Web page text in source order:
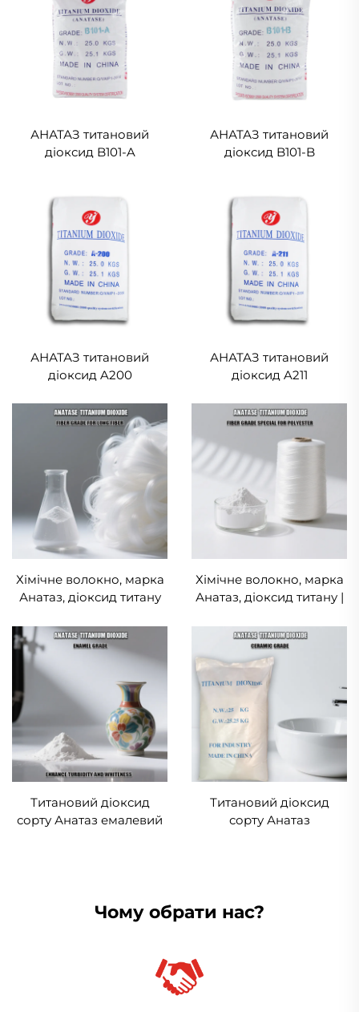
АНАТАЗ титановий
діоксид B101-A
АНАТАЗ титановий
діоксид B101-B
АНАТАЗ титановий
діоксид A200
АНАТАЗ титановий
діоксид A211
Хімічне волокно, марка
Анатаз, діоксид титану
Хімічне волокно, марка
Анатаз, діоксид титану |
Титановий діоксид
сорту Анатаз емалевий
Титановий діоксид
сорту Анатаз
Чому обрати нас?